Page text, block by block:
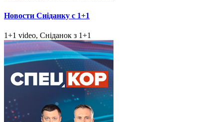
Новости Сніданку с 1+1
1+1 video, Сніданок з 1+1